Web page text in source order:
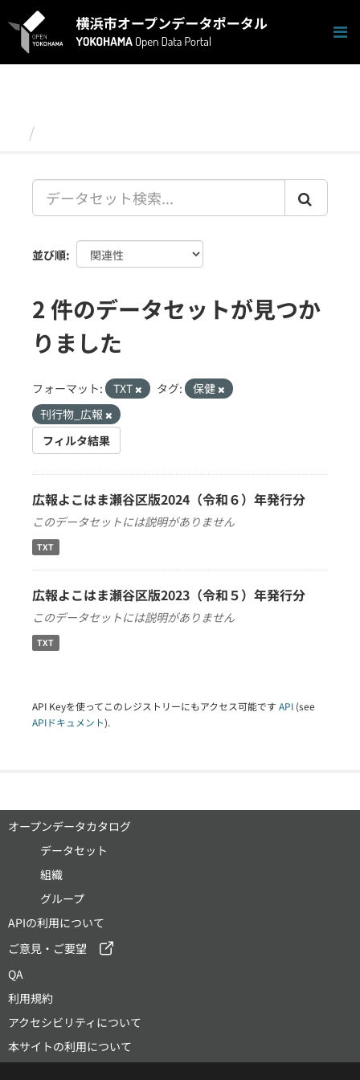
キ
並び順
2 件のデータセットが見つか
りました
フォーマット: TXT タグ:
保健
刊行物_広報
フィルタ結果
広報よこはま瀬谷区版2024（令和６）年発行分
このデータセットには説明がありません
TXT
広報よこはま瀬谷区版2023（令和５）年発行分
このデータセットには説明がありません
TXT
API Keyを使ってこのレジストリーにもアクセス可能です API (see
APIドキュメント).
オープンデータカタログ
データセット
組織
グループ
APIの利用について
ご意見・ご要望
QA
利用規約
アクセシビリティについて
本サイトの利用について